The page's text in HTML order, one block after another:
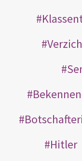
Hitler